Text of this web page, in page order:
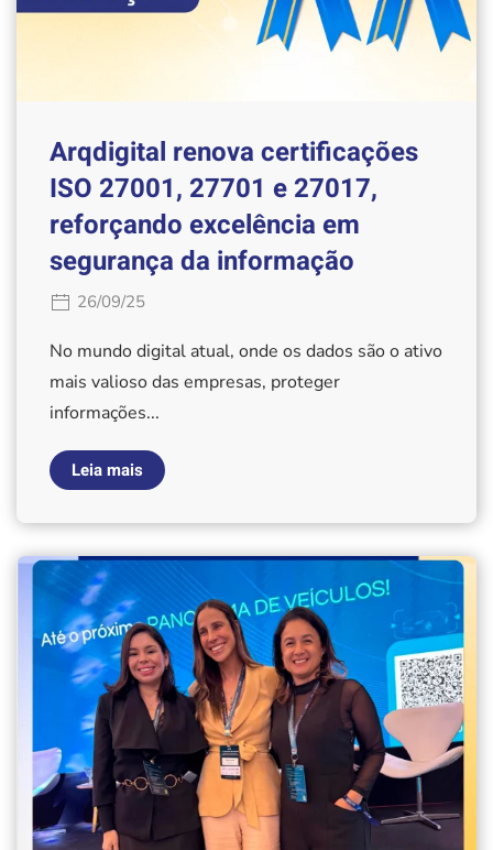
Arqdigital renova certificações
ISO 27001, 27701 e 27017,
reforçando excelência em
segurança da informação
26/09/25
No mundo digital atual, onde os dados são o ativo
mais valioso das empresas, proteger
informações...
Leia mais